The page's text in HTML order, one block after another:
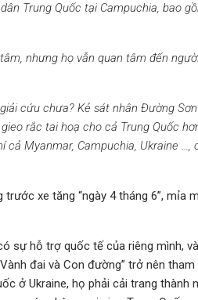
Trung Quốc tại Campuchia, bao
nhưng họ vẫn quan tâm đến
cứu chưa? Kẻ sát nhân Đường
rắc tai hoạ cho cả Trung Quốc
cả Myanmar, Campuchia, Ukraine …,
xe tăng “ngày 4 tháng 6”, mỉa
sự hỗ trợ quốc tế của riêng mình,
đai và Con đường” trở nên tham
ở Ukraine, họ phải cải trang thành